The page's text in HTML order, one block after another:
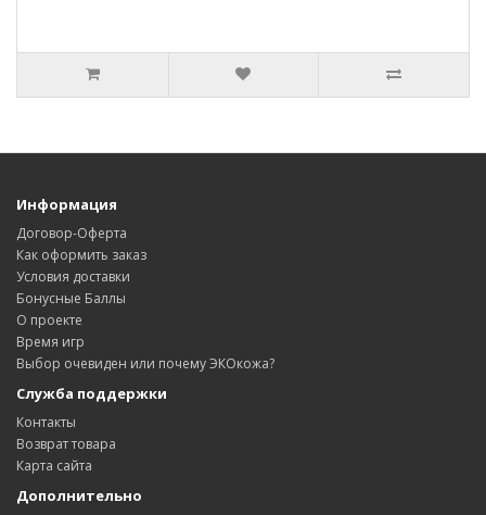
Информация
Договор-Оферта
Как оформить заказ
Условия доставки
Бонусные Баллы
О проекте
Время игр
Выбор очевиден или почему ЭКОкожа?
Служба поддержки
Контакты
Возврат товара
Карта сайта
Дополнительно